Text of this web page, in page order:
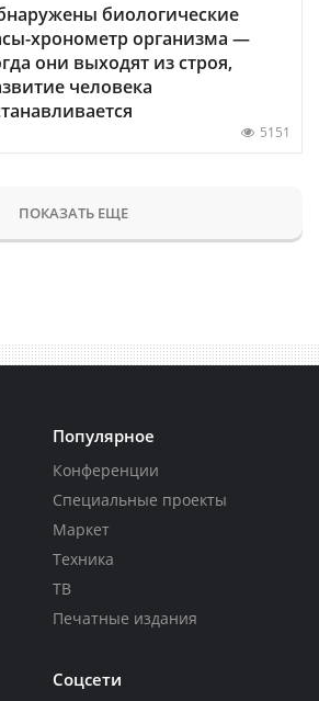
биологические
хронометр организма —
они выходят из строя,
человека
5151
ПОКАЗАТЬ ЕЩЕ
Популярное
Конференции
Специальные проекты
Маркет
Техника
ТВ
Печатные издания
Соцсети